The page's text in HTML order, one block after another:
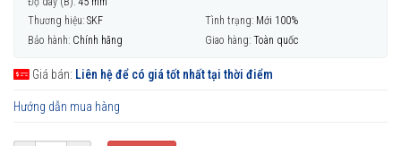
Thương hiệu: SKF Tình trạng: Mới 100%
Bảo hành: Chính hãng Giao hàng: Toàn quốc
Giá bán: Liên hệ để có giá tốt nhất tại thời điểm
Hướng dẫn mua hàng